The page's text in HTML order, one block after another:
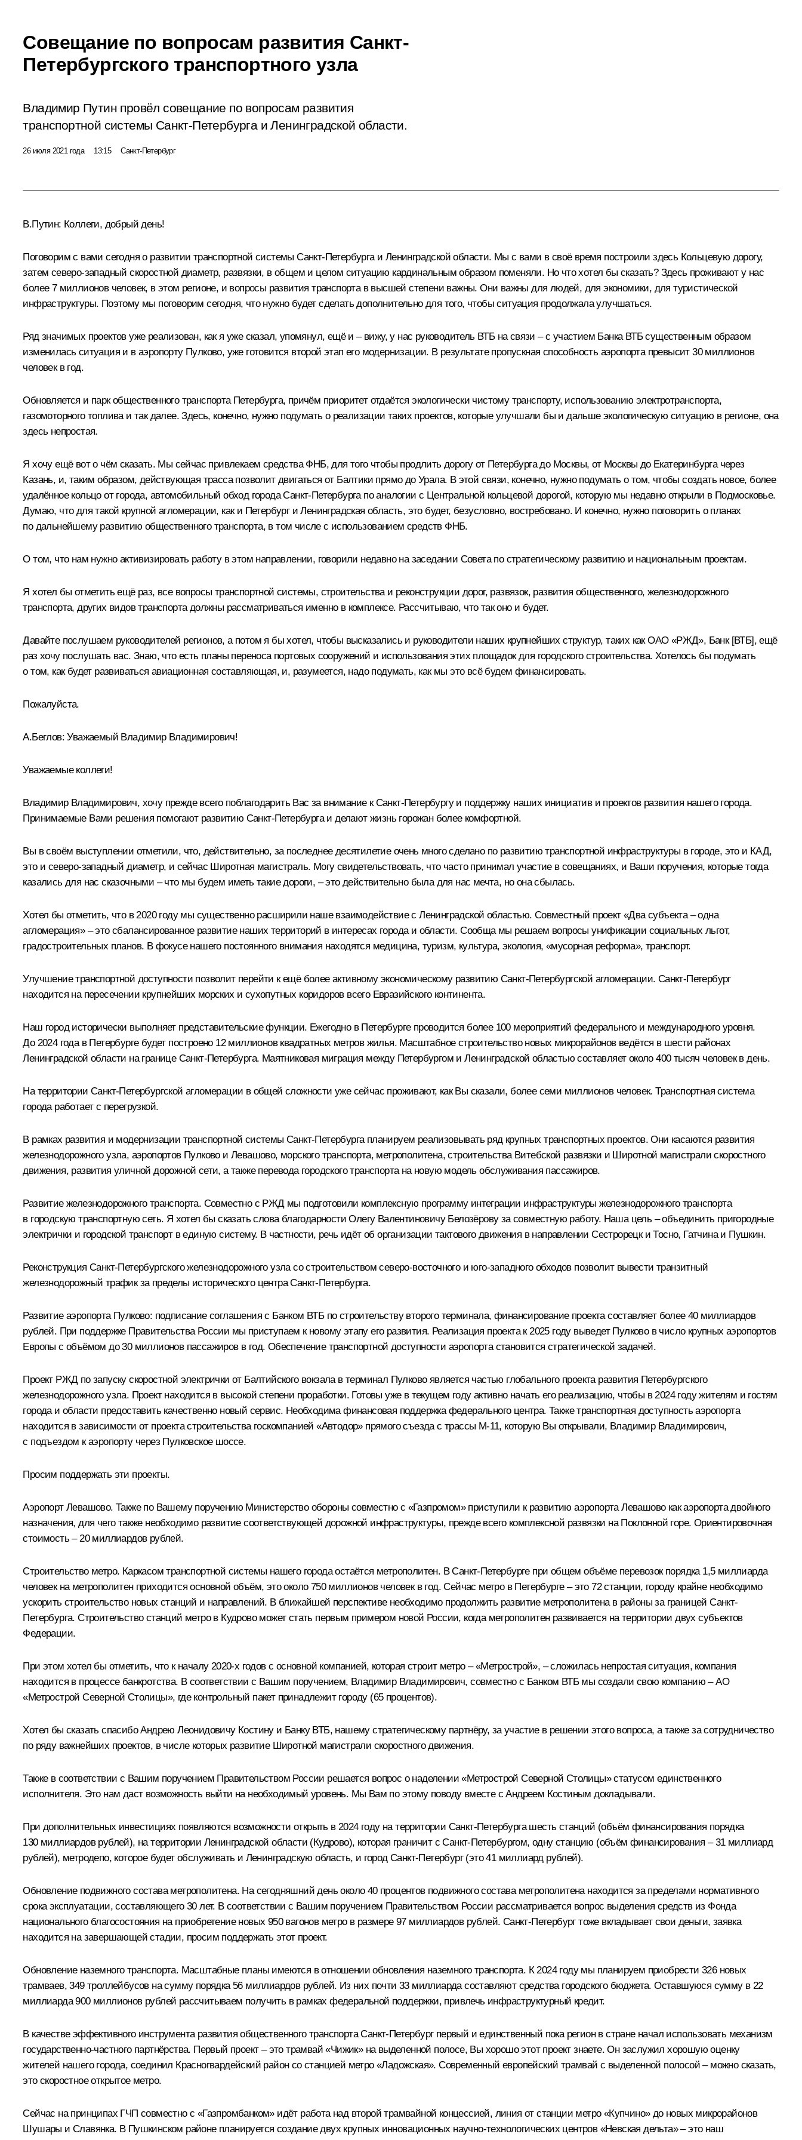
Совещание по вопросам развития Санкт-
Петербургского транспортного узла
Владимир Путин провёл совещание по вопросам развития
транспортной системы Санкт-Петербурга и Ленинградской области.
26 июля 2021 года 13:15 Санкт-Петербург
В.Путин: Коллеги, добрый день!
Поговорим с вами сегодня о развитии транспортной системы Санкт-Петербурга и Ленинградской области. Мы с вами в своё время построили здесь Кольцевую дорогу,
затем северо-западный скоростной диаметр, развязки, в общем и целом ситуацию кардинальным образом поменяли. Но что хотел бы сказать? Здесь проживают у нас
более 7 миллионов человек, в этом регионе, и вопросы развития транспорта в высшей степени важны. Они важны для людей, для экономики, для туристической
инфраструктуры. Поэтому мы поговорим сегодня, что нужно будет сделать дополнительно для того, чтобы ситуация продолжала улучшаться.
Ряд значимых проектов уже реализован, как я уже сказал, упомянул, ещё и – вижу, у нас руководитель ВТБ на связи – с участием Банка ВТБ существенным образом
изменилась ситуация и в аэропорту Пулково, уже готовится второй этап его модернизации. В результате пропускная способность аэропорта превысит 30 миллионов
человек в год.
Обновляется и парк общественного транспорта Петербурга, причём приоритет отдаётся экологически чистому транспорту, использованию электротранспорта,
газомоторного топлива и так далее. Здесь, конечно, нужно подумать о реализации таких проектов, которые улучшали бы и дальше экологическую ситуацию в регионе, она
здесь непростая.
Я хочу ещё вот о чём сказать. Мы сейчас привлекаем средства ФНБ, для того чтобы продлить дорогу от Петербурга до Москвы, от Москвы до Екатеринбурга через
Казань, и, таким образом, действующая трасса позволит двигаться от Балтики прямо до Урала. В этой связи, конечно, нужно подумать о том, чтобы создать новое, более
удалённое кольцо от города, автомобильный обход города Санкт-Петербурга по аналогии с Центральной кольцевой дорогой, которую мы недавно открыли в Подмосковье.
Думаю, что для такой крупной агломерации, как и Петербург и Ленинградская область, это будет, безусловно, востребовано. И конечно, нужно поговорить о планах
по дальнейшему развитию общественного транспорта, в том числе с использованием средств ФНБ.
О том, что нам нужно активизировать работу в этом направлении, говорили недавно на заседании Совета по стратегическому развитию и национальным проектам.
Я хотел бы отметить ещё раз, все вопросы транспортной системы, строительства и реконструкции дорог, развязок, развития общественного, железнодорожного
транспорта, других видов транспорта должны рассматриваться именно в комплексе. Рассчитываю, что так оно и будет.
Давайте послушаем руководителей регионов, а потом я бы хотел, чтобы высказались и руководители наших крупнейших структур, таких как ОАО «РЖД», Банк [ВТБ], ещё
раз хочу послушать вас. Знаю, что есть планы переноса портовых сооружений и использования этих площадок для городского строительства. Хотелось бы подумать
о том, как будет развиваться авиационная составляющая, и, разумеется, надо подумать, как мы это всё будем финансировать.
Пожалуйста.
А.Беглов: Уважаемый Владимир Владимирович!
Уважаемые коллеги!
Владимир Владимирович, хочу прежде всего поблагодарить Вас за внимание к Санкт-Петербургу и поддержку наших инициатив и проектов развития нашего города.
Принимаемые Вами решения помогают развитию Санкт-Петербурга и делают жизнь горожан более комфортной.
Вы в своём выступлении отметили, что, действительно, за последнее десятилетие очень много сделано по развитию транспортной инфраструктуры в городе, это и КАД,
это и северо-западный диаметр, и сейчас Широтная магистраль. Могу свидетельствовать, что часто принимал участие в совещаниях, и Ваши поручения, которые тогда
казались для нас сказочными – что мы будем иметь такие дороги, – это действительно была для нас мечта, но она сбылась.
Хотел бы отметить, что в 2020 году мы существенно расширили наше взаимодействие с Ленинградской областью. Совместный проект «Два субъекта – одна
агломерация» – это сбалансированное развитие наших территорий в интересах города и области. Сообща мы решаем вопросы унификации социальных льгот,
градостроительных планов. В фокусе нашего постоянного внимания находятся медицина, туризм, культура, экология, «мусорная реформа», транспорт.
Улучшение транспортной доступности позволит перейти к ещё более активному экономическому развитию Санкт-Петербургской агломерации. Санкт-Петербург
находится на пересечении крупнейших морских и сухопутных коридоров всего Евразийского континента.
Наш город исторически выполняет представительские функции. Ежегодно в Петербурге проводится более 100 мероприятий федерального и международного уровня.
До 2024 года в Петербурге будет построено 12 миллионов квадратных метров жилья. Масштабное строительство новых микрорайонов ведётся в шести районах
Ленинградской области на границе Санкт-Петербурга. Маятниковая миграция между Петербургом и Ленинградской областью составляет около 400 тысяч человек в день.
На территории Санкт-Петербургской агломерации в общей сложности уже сейчас проживают, как Вы сказали, более семи миллионов человек. Транспортная система
города работает с перегрузкой.
В рамках развития и модернизации транспортной системы Санкт-Петербурга планируем реализовывать ряд крупных транспортных проектов. Они касаются развития
железнодорожного узла, аэропортов Пулково и Левашово, морского транспорта, метрополитена, строительства Витебской развязки и Широтной магистрали скоростного
движения, развития уличной дорожной сети, а также перевода городского транспорта на новую модель обслуживания пассажиров.
Развитие железнодорожного транспорта. Совместно с РЖД мы подготовили комплексную программу интеграции инфраструктуры железнодорожного транспорта
в городскую транспортную сеть. Я хотел бы сказать слова благодарности Олегу Валентиновичу Белозёрову за совместную работу. Наша цель – объединить пригородные
электрички и городской транспорт в единую систему. В частности, речь идёт об организации тактового движения в направлении Сестрорецк и Тосно, Гатчина и Пушкин.
Реконструкция Санкт-Петербургского железнодорожного узла со строительством северо-восточного и юго-западного обходов позволит вывести транзитный
железнодорожный трафик за пределы исторического центра Санкт-Петербурга.
Развитие аэропорта Пулково: подписание соглашения с Банком ВТБ по строительству второго терминала, финансирование проекта составляет более 40 миллиардов
рублей. При поддержке Правительства России мы приступаем к новому этапу его развития. Реализация проекта к 2025 году выведет Пулково в число крупных аэропортов
Европы с объёмом до 30 миллионов пассажиров в год. Обеспечение транспортной доступности аэропорта становится стратегической задачей.
Проект РЖД по запуску скоростной электрички от Балтийского вокзала в терминал Пулково является частью глобального проекта развития Петербургского
железнодорожного узла. Проект находится в высокой степени проработки. Готовы уже в текущем году активно начать его реализацию, чтобы в 2024 году жителям и гостям
города и области предоставить качественно новый сервис. Необходима финансовая поддержка федерального центра. Также транспортная доступность аэропорта
находится в зависимости от проекта строительства госкомпанией «Автодор» прямого съезда с трассы М-11, которую Вы открывали, Владимир Владимирович,
с подъездом к аэропорту через Пулковское шоссе.
Просим поддержать эти проекты.
Аэропорт Левашово. Также по Вашему поручению Министерство обороны совместно с «Газпромом» приступили к развитию аэропорта Левашово как аэропорта двойного
назначения, для чего также необходимо развитие соответствующей дорожной инфраструктуры, прежде всего комплексной развязки на Поклонной горе. Ориентировочная
стоимость – 20 миллиардов рублей.
Строительство метро. Каркасом транспортной системы нашего города остаётся метрополитен. В Санкт-Петербурге при общем объёме перевозок порядка 1,5 миллиарда
человек на метрополитен приходится основной объём, это около 750 миллионов человек в год. Сейчас метро в Петербурге – это 72 станции, городу крайне необходимо
ускорить строительство новых станций и направлений. В ближайшей перспективе необходимо продолжить развитие метрополитена в районы за границей Санкт-
Петербурга. Строительство станций метро в Кудрово может стать первым примером новой России, когда метрополитен развивается на территории двух субъектов
Федерации.
При этом хотел бы отметить, что к началу 2020-х годов с основной компанией, которая строит метро – «Метрострой», – сложилась непростая ситуация, компания
находится в процессе банкротства. В соответствии с Вашим поручением, Владимир Владимирович, совместно с Банком ВТБ мы создали свою компанию – АО
«Метрострой Северной Столицы», где контрольный пакет принадлежит городу (65 процентов).
Хотел бы сказать спасибо Андрею Леонидовичу Костину и Банку ВТБ, нашему стратегическому партнёру, за участие в решении этого вопроса, а также за сотрудничество
по ряду важнейших проектов, в числе которых развитие Широтной магистрали скоростного движения.
Также в соответствии с Вашим поручением Правительством России решается вопрос о наделении «Метрострой Северной Столицы» статусом единственного
исполнителя. Это нам даст возможность выйти на необходимый уровень. Мы Вам по этому поводу вместе с Андреем Костиным докладывали.
При дополнительных инвестициях появляются возможности открыть в 2024 году на территории Санкт-Петербурга шесть станций (объём финансирования порядка
130 миллиардов рублей), на территории Ленинградской области (Кудрово), которая граничит с Санкт-Петербургом, одну станцию (объём финансирования – 31 миллиард
рублей), метродепо, которое будет обслуживать и Ленинградскую область, и город Санкт-Петербург (это 41 миллиард рублей).
Обновление подвижного состава метрополитена. На сегодняшний день около 40 процентов подвижного состава метрополитена находится за пределами нормативного
срока эксплуатации, составляющего 30 лет. В соответствии с Вашим поручением Правительством России рассматривается вопрос выделения средств из Фонда
национального благосостояния на приобретение новых 950 вагонов метро в размере 97 миллиардов рублей. Санкт-Петербург тоже вкладывает свои деньги, заявка
находится на завершающей стадии, просим поддержать этот проект.
Обновление наземного транспорта. Масштабные планы имеются в отношении обновления наземного транспорта. К 2024 году мы планируем приобрести 326 новых
трамваев, 349 троллейбусов на сумму порядка 56 миллиардов рублей. Из них почти 33 миллиарда составляют средства городского бюджета. Оставшуюся сумму в 22
миллиарда 900 миллионов рублей рассчитываем получить в рамках федеральной поддержки, привлечь инфраструктурный кредит.
В качестве эффективного инструмента развития общественного транспорта Санкт-Петербург первый и единственный пока регион в стране начал использовать механизм
государственно-частного партнёрства. Первый проект – это трамвай «Чижик» на выделенной полосе, Вы хорошо этот проект знаете. Он заслужил хорошую оценку
жителей нашего города, соединил Красногвардейский район со станцией метро «Ладожская». Современный европейский трамвай с выделенной полосой – можно сказать,
это скоростное открытое метро.
Сейчас на принципах ГЧП совместно с «Газпромбанком» идёт работа над второй трамвайной концессией, линия от станции метро «Купчино» до новых микрорайонов
Шушары и Славянка. В Пушкинском районе планируется создание двух крупных инновационных научно-технологических центров «Невская дельта» – это наш